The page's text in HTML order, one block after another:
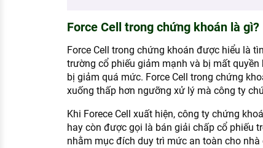
HƯỚNG NGHIỆP VIỆC LÀM
Đặc trưng từng nghề
Xu hướng việc làm
XÂY DỰNG VÀ PHÁT TRIỂN ĐỘI NGŨ
TUYỂN DỤNG VIỆC LÀM
Force Cell trong chứng khoán là gì?
Force Cell trong chứng khoán được hiểu là
trường cổ phiếu giảm mạnh và bị mất
bị giảm quá mức. Force Cell trong chứng
xuống thấp hơn ngưỡng xử lý mà công ty
Khi Forece Cell xuất hiện, công ty chứng
hay còn được gọi là bán giải chấp cổ phiếu
nhằm mục đích duy trì mức an toàn cho